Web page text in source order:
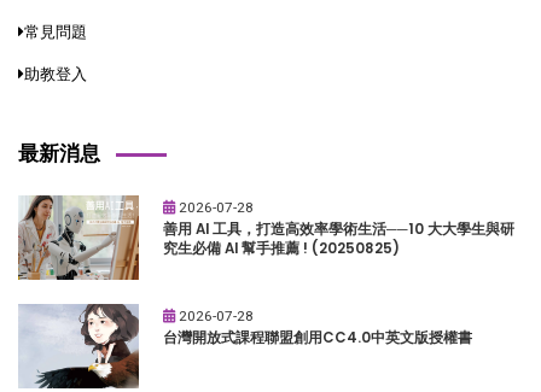
常見問題
助教登入
最新消息
2026-07-28
善用 AI 工具，打造高效率學術生活──10 大大學生與研
究生必備 AI 幫手推薦 ! (20250825)
2026-07-28
台灣開放式課程聯盟創用CC4.0中英文版授權書